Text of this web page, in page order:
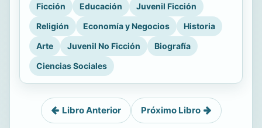
Ficción Educación
Juvenil Ficción
Religión
Economía y Negocios
Historia
Arte
Juvenil No Ficción
Biografía
Ciencias Sociales
Libro Anterior Próximo Libro